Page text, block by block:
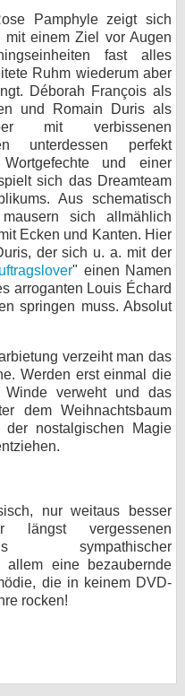
Pamphyle zeigt sich
einem Ziel vor Augen
fast alles
Ruhm wiederum aber
Déborah François als
und Romain Duris als
mit verbissenen
unterdessen perfekt
und einer
sich das Dreamteam
Aus schematisch
sich allmählich
Ecken und Kanten. Hier
der sich u. a. mit der
" einen Namen
arroganten Louis Échard
springen muss. Absolut
verzeiht man das
Werden erst einmal die
Winde verweht und das
dem Weihnachtsbaum
nostalgischen Magie
nur weitaus besser
vergessenen
sympathischer
allem eine bezaubernde
die in keinem DVD-
rocken!